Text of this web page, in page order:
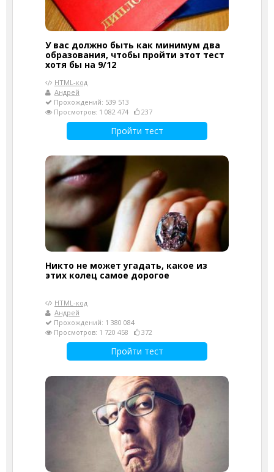
У вас должно быть как минимум два
образования, чтобы пройти этот тест
хотя бы на 9/12
HTML-код
Андрей
Прохождений: 539 513
Просмотров: 1 082 474
237
Пройти тест
Никто не может угадать, какое из
этих колец самое дорогое
HTML-код
Андрей
Прохождений: 1 380 084
Просмотров: 1 720 458
372
Пройти тест